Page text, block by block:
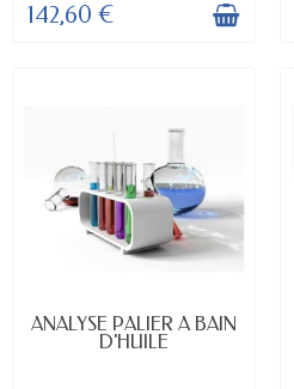
142,60 €
DISPONIBLE
ANALYSE PALIER A BAIN
D'HUILE